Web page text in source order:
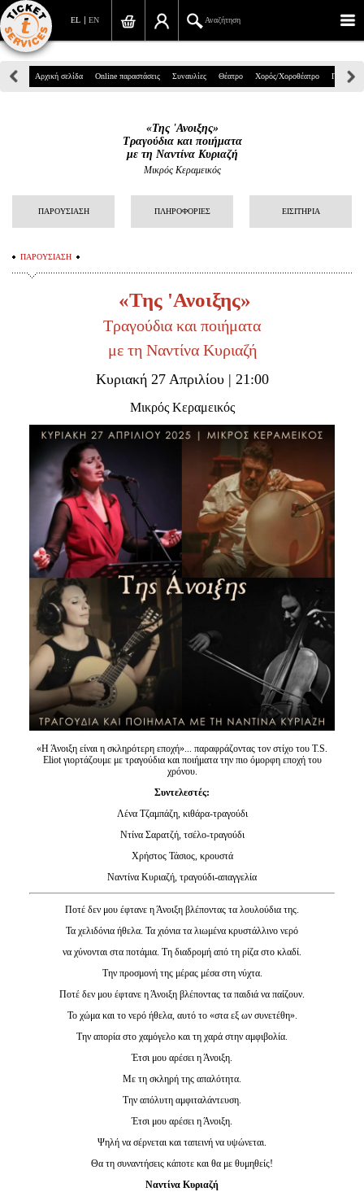
EN
EL Αναζήτηση
Πανεπιστημίου 39, Αθήνα
info@ticketservices.gr
Αναζήτηση
Προσωπικά Δεδομένα
Πληροφορίες
Αρχική σελίδα Online παραστάσεις Συναυλίες Θέατρο Χορός/Χοροθέατρο Παιδικά
«Της 'Ανοιξης»
Τραγούδια και ποιήματα
με τη Ναντίνα Κυριαζή
Μικρός Κεραμεικός
ΠΑΡΟΥΣΙΑΣΗ ΠΛΗΡΟΦΟΡΙΕΣ ΕΙΣΙΤΗΡΙΑ
ΠΑΡΟΥΣΙΑΣΗ
«Της 'Ανοιξης»
Τραγούδια και ποιήματα
με τη Ναντίνα Κυριαζή
Κυριακή 27 Απριλίου | 21:00
Μικρός Κεραμεικός
«Η Άνοιξη είναι η σκληρότερη εποχή»... παραφράζοντας τον στίχο του T.S.
Eliot γιορτάζουμε με τραγούδια και ποιήματα την πιο όμορφη εποχή του
χρόνου.
Συντελεστές:
Λένα Τζαμπάζη, κιθάρα-τραγούδι
Ντίνα Σαρατζή, τσέλο-τραγούδι
Χρήστος Τάσιος, κρουστά
Ναντίνα Κυριαζή, τραγούδι-απαγγελία
Ποτέ δεν μου έφτανε η Άνοιξη βλέποντας τα λουλούδια της.
Τα χελιδόνια ήθελα. Τα χιόνια τα λιωμένα κρυστάλλινο νερό
να χύνονται στα ποτάμια. Τη διαδρομή από τη ρίζα στο κλαδί.
Την προσμονή της μέρας μέσα στη νύχτα.
Ποτέ δεν μου έφτανε η Άνοιξη βλέποντας τα παιδιά να παίζουν.
Το χώμα και το νερό ήθελα, αυτό το «στα εξ ων συνετέθη».
Την απορία στο χαμόγελο και τη χαρά στην αμφιβολία.
Έτσι μου αρέσει η Άνοιξη.
Με τη σκληρή της απαλότητα.
Την απόλυτη αμφιταλάντευση.
Έτσι μου αρέσει η Άνοιξη.
Ψηλή να σέρνεται και ταπεινή να υψώνεται.
Θα τη συναντήσεις κάποτε και θα με θυμηθείς!
Ναντίνα Κυριαζή